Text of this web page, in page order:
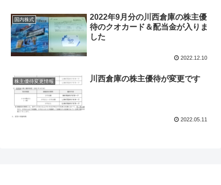
国内株式
2022年9月分の川西倉庫の株主優
待のクオカード＆配当金が入りま
した
2022.12.10
株主優待変更情報 川西倉庫の株主優待が変更です
2022.05.11